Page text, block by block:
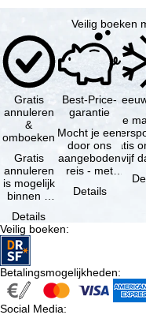
Veilig boeken
Gratis
annuleren
&
omboeken
Gratis
annuleren
is mogelijk
binnen 5
de
boeking,
als jouw
vakantie …
Details
Best-Price-
garantie
Mocht je een
door ons
aangeboden
reis - met
beschikbaarheid
Details
Je
gratis
als vijf
Veilig boeken:
Betalingsmogelijkheden:
Social Media: